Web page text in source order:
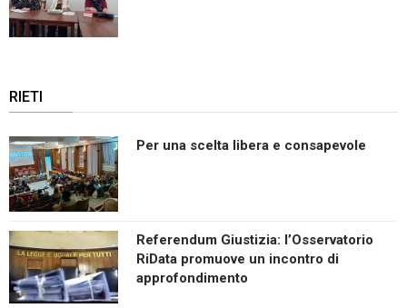
RIETI
Per una scelta libera e consapevole
Referendum Giustizia: l’Osservatorio
RiData promuove un incontro di
approfondimento